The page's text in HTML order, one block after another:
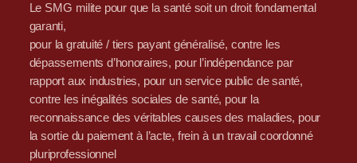
Le SMG milite pour que la santé soit un droit fondamental
garanti,
pour la gratuité / tiers payant généralisé, contre les
dépassements d’honoraires, pour l’indépendance par
rapport aux industries, pour un service public de santé,
contre les inégalités sociales de santé, pour la
reconnaissance des véritables causes des maladies, pour
la sortie du paiement à l’acte, frein à un travail coordonné
pluriprofessionnel